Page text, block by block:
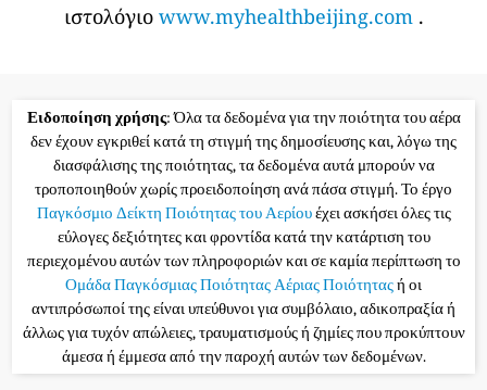
ιστολόγιο www.myhealthbeijing.com.
Ειδοποίηση χρήσης: Όλα τα δεδομένα για την ποιότητα του αέρα
δεν έχουν εγκριθεί κατά τη στιγμή της δημοσίευσης και, λόγω της
διασφάλισης της ποιότητας, τα δεδομένα αυτά μπορούν να
τροποποιηθούν χωρίς προειδοποίηση ανά πάσα στιγμή. Το έργο
Παγκόσμιο Δείκτη Ποιότητας του Αερίουέχει ασκήσει όλες τις
εύλογες δεξιότητες και φροντίδα κατά την κατάρτιση του
περιεχομένου αυτών των πληροφοριών και σε καμία περίπτωση το
Ομάδα Παγκόσμιας Ποιότητας Αέριας Ποιότηταςή οι
αντιπρόσωποί της είναι υπεύθυνοι για συμβόλαιο, αδικοπραξία ή
άλλως για τυχόν απώλειες, τραυματισμούς ή ζημίες που προκύπτουν
άμεσα ή έμμεσα από την παροχή αυτών των δεδομένων.